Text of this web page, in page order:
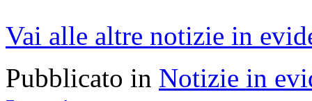
Vai alle altre notizie in
Pubblicato in Notizie in